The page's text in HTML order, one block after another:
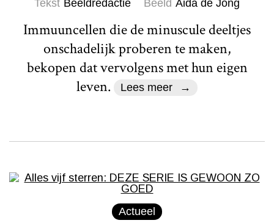
Tekst Beeldredactie Beeld Aida de Jong
Immuuncellen die de minuscule deeltjes
onschadelijk proberen te maken,
bekopen dat vervolgens met hun eigen
leven.
Lees meer
Actueel